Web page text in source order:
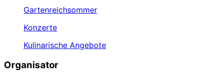
Gartenreichsommer
Konzerte
Kulinarische Angebote
Organisator